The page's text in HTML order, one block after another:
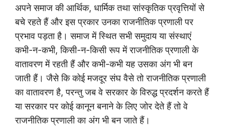
अपने समाज की आर्थिक, धार्मिक तथा सांस्कृतिक प्रवृत्तियों से
बचे रहते हैं और इस प्रकार उनका राजनीतिक प्रणाली पर
प्रभाव पड़ता है। समाज में स्थित सभी समुदाय या संस्थाएं
कभी-न-कभी, किसी-न-किसी रूप में राजनीतिक प्रणाली के
वातावरण में रहती हैं और कभी-कभी यह उसका अंग भी बन
जाती हैं। जैसे कि कोई मजदूर संघ वैसे तो राजनीतिक प्रणाली
का वातावरण है, परन्तु जब वे सरकार के विरुद्ध प्रदर्शन करते हैं
या सरकार पर कोई कानून बनाने के लिए जोर देते हैं तो वे
राजनीतिक प्रणाली का अंग भी बन जाते हैं।